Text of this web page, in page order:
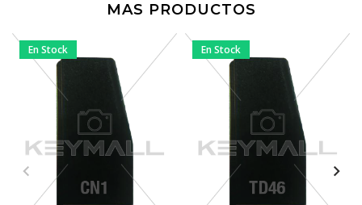
MAS PRODUCTOS
En Stock En Stock